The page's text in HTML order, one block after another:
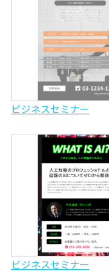
ビジネスセミナー
ビジネスセミナー